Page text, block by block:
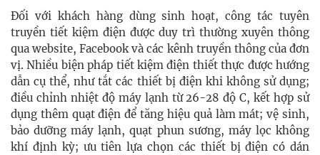
Đối với khách hàng dùng sinh hoạt, công tác tuyên
truyền tiết kiệm điện được duy trì thường xuyên thông
qua website, Facebook và các kênh truyền thông của đơn
vị. Nhiều biện pháp tiết kiệm điện thiết thực được hướng
dẫn cụ thể, như tắt các thiết bị điện khi không sử dụng;
điều chỉnh nhiệt độ máy lạnh từ 26-28 độ C, kết hợp sử
dụng thêm quạt điện để tăng hiệu quả làm mát; vệ sinh,
bảo dưỡng máy lạnh, quạt phun sương, máy lọc không
khí định kỳ; ưu tiên lựa chọn các thiết bị điện có dán